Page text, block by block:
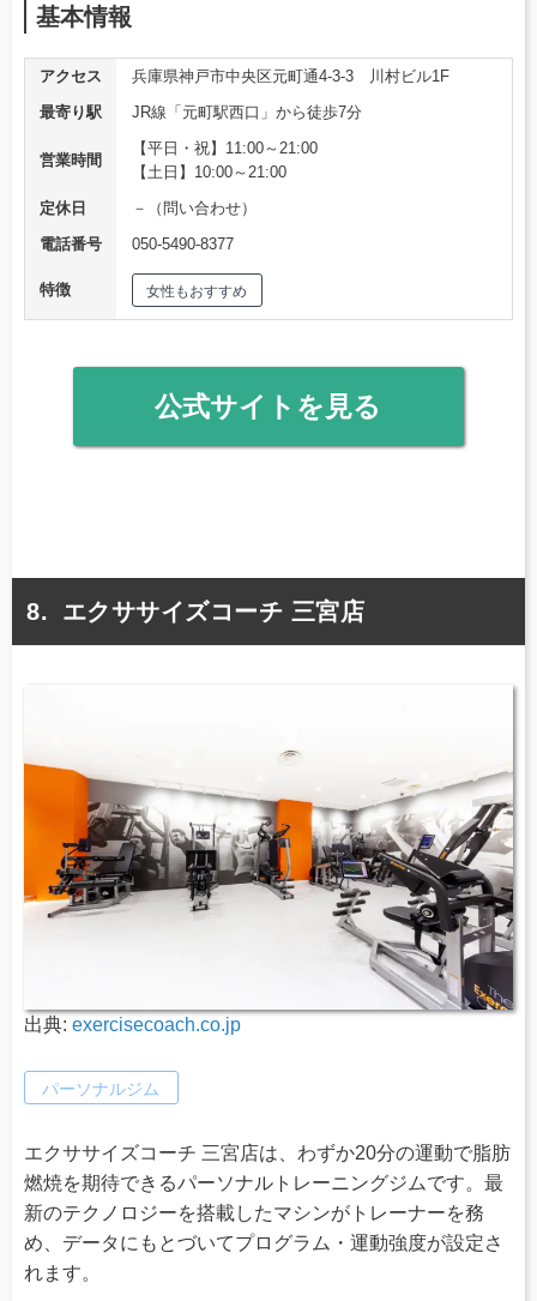
基本情報
アクセス
兵庫県神戸市中央区元町通4-3-3 川村ビル1F
最寄り駅
JR線「元町駅西口」から徒歩7分
営業時間
【平日・祝】11:00～21:00
【土日】10:00～21:00
定休日
－（問い合わせ）
電話番号
050-5490-8377
特徴 女性もおすすめ
公式サイトを見る
エクササイズコーチ 三宮店
出典: exercisecoach.co.jp
パーソナルジム
エクササイズコーチ 三宮店は、わずか20分の運動で脂肪
燃焼を期待できるパーソナルトレーニングジムです。最
新のテクノロジーを搭載したマシンがトレーナーを務
め、データにもとづいてプログラム・運動強度が設定さ
れます。